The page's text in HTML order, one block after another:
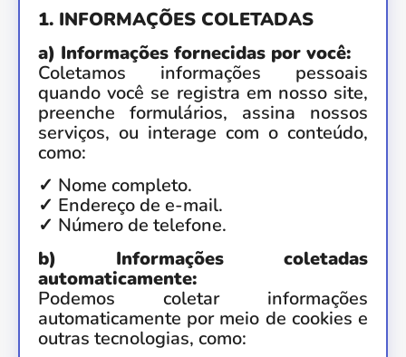
1. INFORMAÇÕES COLETADAS
a) Informações fornecidas por você:
Coletamos informações pessoais
quando você se registra em nosso site,
preenche formulários, assina nossos
serviços, ou interage com o conteúdo,
como:
✓ Nome completo.
✓ Endereço de e-mail.
✓ Número de telefone.
b) Informações coletadas
automaticamente:
Podemos coletar informações
automaticamente por meio de cookies e
outras tecnologias, como: